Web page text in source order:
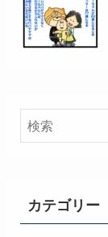
カテゴリー